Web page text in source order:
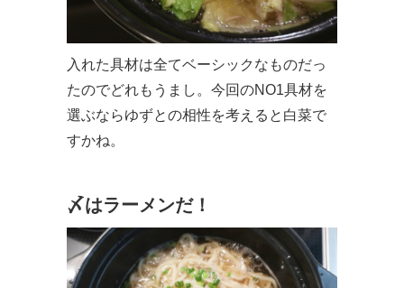
入れた具材は全てベーシックなものだっ
たのでどれもうまし。今回のNO1具材を
選ぶならゆずとの相性を考えると白菜で
すかね。
〆はラーメンだ！